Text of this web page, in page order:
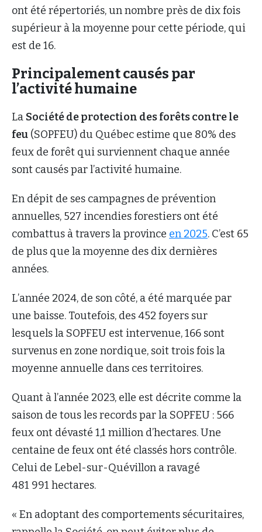
ont été répertoriés, un nombre près de dix fois
supérieur à la moyenne pour cette période, qui
est de 16.
Principalement causés par
l’activité humaine
La Société deprotection des forêts contre le
feu (SOPFEU) du Québec estime que 80% des
feux de forêt qui surviennent chaque année
sont causés par l’activité humaine.
En dépit de ses campagnes de prévention
annuelles, 527 incendies forestiers ont été
combattus à travers la province en 2025. C’est 65
de plus que la moyenne des dix dernières
années.
L’année 2024, de son côté, a été marquée par
une baisse. Toutefois, des 452 foyers sur
lesquels la SOPFEU est intervenue, 166 sont
survenus en zone nordique, soit trois fois la
moyenne annuelle dans ces territoires.
Quant à l’année 2023, elle est décrite comme la
saison de tous les records par la SOPFEU : 566
feux ont dévasté 1,1 million d’hectares. Une
centaine de feux ont été classés hors contrôle.
Celui de Lebel-sur-Quévillon a ravagé
481 991 hectares.
« En adoptant des comportements sécuritaires,